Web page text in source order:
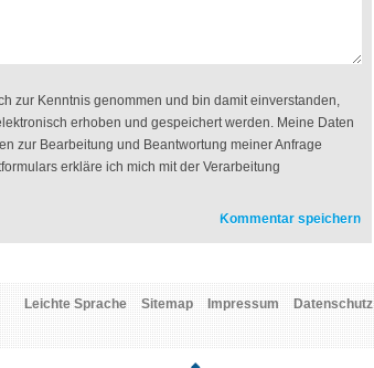
zur Kenntnis genommen und bin damit einverstanden,
erhoben und gespeichert werden. Meine Daten
zur Bearbeitung und Beantwortung meiner Anfrage
erkläre ich mich mit der Verarbeitung
Leichte Sprache Sitemap Impressum Datenschutz